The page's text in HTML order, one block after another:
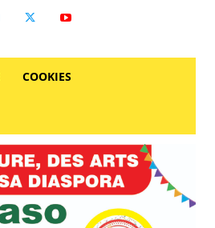
COOKIES